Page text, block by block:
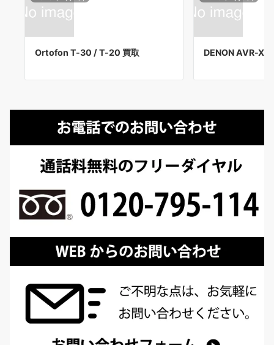
Ortofon T-30 / T-20 買取 DENON AVR-